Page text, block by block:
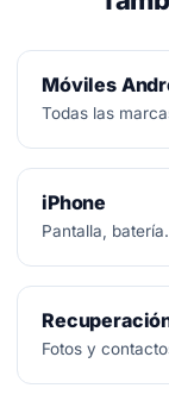
Móviles
Todas las
iPhone
Pantalla, batería.
Fotos y